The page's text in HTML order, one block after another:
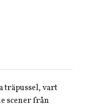
träpussel, vart
scener från